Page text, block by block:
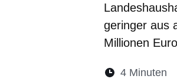
geringer aus
Millionen Euro
Lesedauer:
4 Minuten